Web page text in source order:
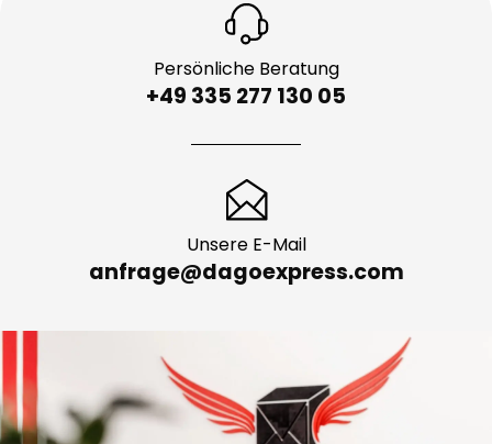
Persönliche Beratung
+49 335 277 130 05
Unsere E-Mail
anfrage@dagoexpress.com